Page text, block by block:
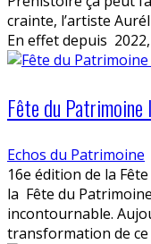
crainte, l’artiste
En effet depuis
Fête du
Echos du Patrimoine
16e édition de la
la Fête du
incontournable.
transformation de ce